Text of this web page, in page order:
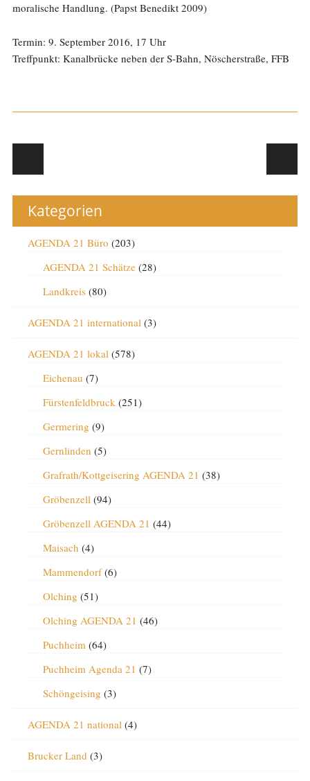
moralische Handlung. (Papst Benedikt 2009)
Termin: 9. September 2016, 17 Uhr
Treffpunkt: Kanalbrücke neben der S-Bahn, Nöscherstraße, FFB
Post navigation
Kategorien
AGENDA 21 Büro (203)
AGENDA 21 Schätze(28)
Landkreis(80)
AGENDA 21 international(3)
AGENDA 21 lokal(578)
Eichenau (7)
Fürstenfeldbruck(251)
Germering (9)
Gernlinden (5)
Grafrath/Kottgeisering AGENDA 21 (38)
Gröbenzell(94)
Gröbenzell AGENDA 21 (44)
Maisach (4)
Mammendorf(6)
Olching (51)
Olching AGENDA 21 (46)
Puchheim(64)
Puchheim Agenda 21 (7)
Schöngeising (3)
AGENDA 21 national(4)
Brucker Land (3)